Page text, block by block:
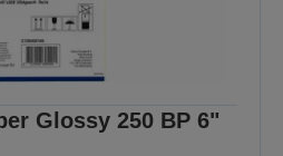
Glossy 250 BP 6"